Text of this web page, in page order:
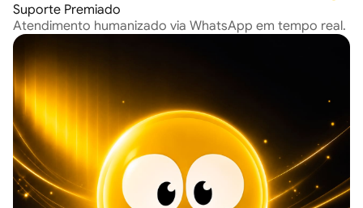
Suporte Premiado
Atendimento humanizado via WhatsApp em tempo real.